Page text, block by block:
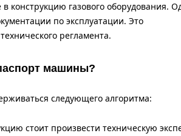
конструкцию газового оборудования.
по эксплуатации. Это
регламента.
машины?
следующего алгоритма:
стоит произвести техническую